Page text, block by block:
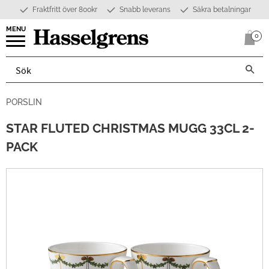
Meny
Fraktfritt över 800kr Snabb leverans Säkra betalningar
0
PORSLIN
STAR FLUTED CHRISTMAS MUGG 33CL 2-
PACK